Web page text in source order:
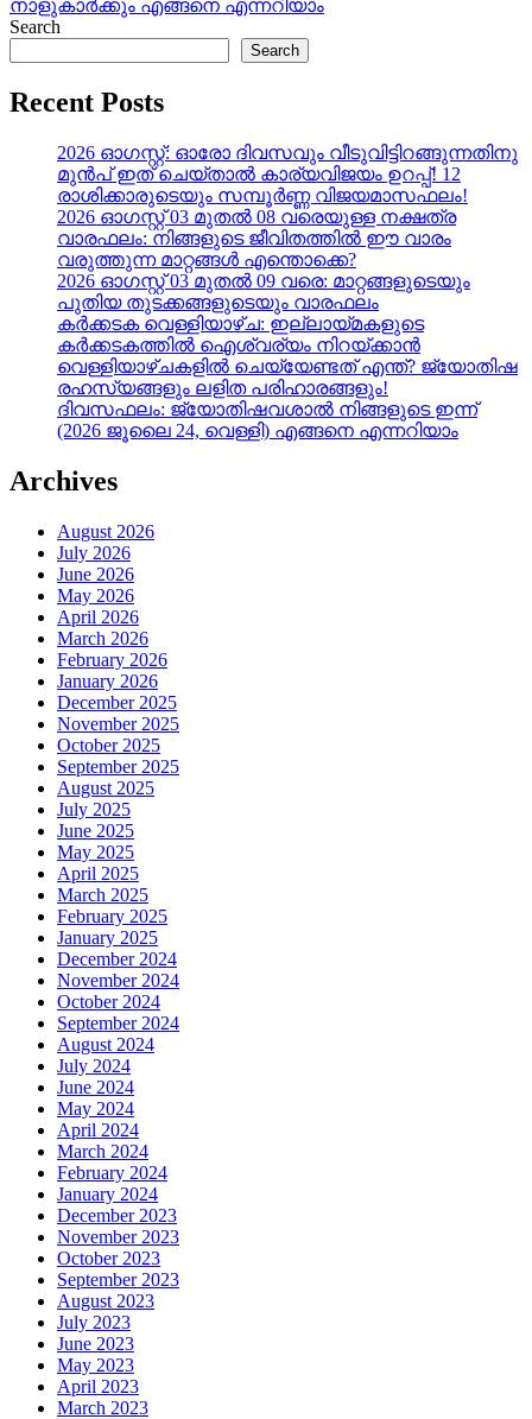
നാളുകാർക്കും എങ്ങനെ എന്നറിയാം
Search
Search
Recent Posts
2026 ഓഗസ്റ്റ്: ഓരോ ദിവസവും വീടുവിട്ടിറങ്ങുന്നതിനു
മുൻപ് ഇത് ചെയ്താൽ കാര്യവിജയം ഉറപ്പ്! 12
രാശിക്കാരുടെയും സമ്പൂർണ്ണ വിജയമാസഫലം!
2026 ഓഗസ്റ്റ് 03 മുതൽ 08 വരെയുള്ള നക്ഷത്ര
വാരഫലം: നിങ്ങളുടെ ജീവിതത്തിൽ ഈ വാരം
വരുത്തുന്ന മാറ്റങ്ങൾ എന്തൊക്കെ?
2026 ഓഗസ്റ്റ് 03 മുതൽ 09 വരെ: മാറ്റങ്ങളുടെയും
പുതിയ തുടക്കങ്ങളുടെയും വാരഫലം
കർക്കടക വെള്ളിയാഴ്ച: ഇല്ലായ്മകളുടെ
കർക്കടകത്തിൽ ഐശ്വര്യം നിറയ്ക്കാൻ
വെള്ളിയാഴ്ചകളിൽ ചെയ്യേണ്ടത് എന്ത്? ജ്യോതിഷ
രഹസ്യങ്ങളും ലളിത പരിഹാരങ്ങളും!
ദിവസഫലം: ജ്യോതിഷവശാൽ നിങ്ങളുടെ ഇന്ന്‌
(2026 ജൂലൈ 24, വെള്ളി) എങ്ങനെ എന്നറിയാം
Archives
August 2026
July 2026
June 2026
May 2026
April 2026
March 2026
February 2026
January 2026
December 2025
November 2025
October 2025
September 2025
August 2025
July 2025
June 2025
May 2025
April 2025
March 2025
February 2025
January 2025
December 2024
November 2024
October 2024
September 2024
August 2024
July 2024
June 2024
May 2024
April 2024
March 2024
February 2024
January 2024
December 2023
November 2023
October 2023
September 2023
August 2023
July 2023
June 2023
May 2023
April 2023
March 2023